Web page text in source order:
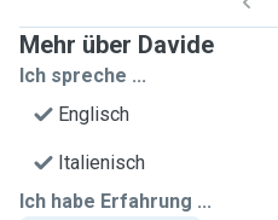
Mehr über Davide
Ich spreche ...
Englisch
Italienisch
Ich habe Erfahrung ...